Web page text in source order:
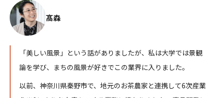
髙森
「美しい風景」という話がありましたが、私は大学では景観
論を学び、まちの風景が好きでこの業界に入りました。
以前、神奈川県秦野市で、地元のお茶農家と連携して6次産業